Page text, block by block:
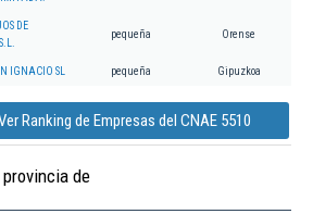
DE
pequeña Orense
IGNACIO SL pequeña Gipuzkoa
Ranking de Empresas del CNAE 5510
de